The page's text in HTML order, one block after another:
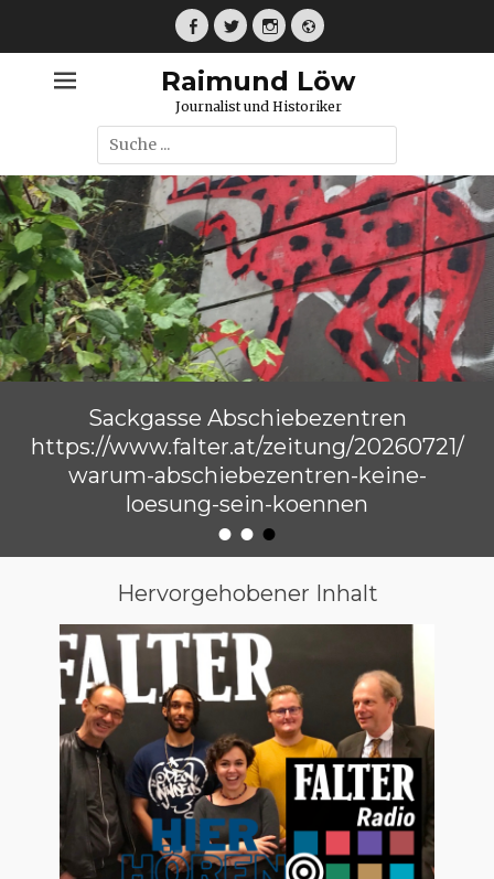
Facebook
TwitterInstagramWebseite
Raimund Löw
Journalist und Historiker
Suche
nach:
•••
Sackgasse Abschiebezentren
https://www.falter.at/zeitung/20260721/
warum-abschiebezentren-keine-
loesung-sein-koennen
Raimund Löw
Hervorgehobener Inhalt